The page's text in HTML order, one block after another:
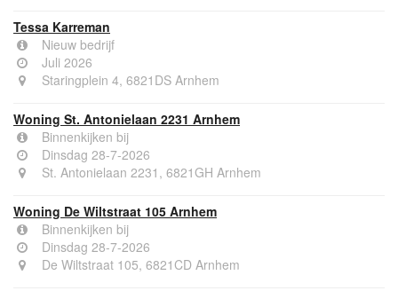
Tessa Karreman
Nieuw bedrijf
Juli 2026
Staringplein 4, 6821DS Arnhem
Woning St. Antonielaan 2231 Arnhem
Binnenkijken bij
Dinsdag 28-7-2026
St. Antonielaan 2231, 6821GH Arnhem
Woning De Wiltstraat 105 Arnhem
Binnenkijken bij
Dinsdag 28-7-2026
De Wiltstraat 105, 6821CD Arnhem